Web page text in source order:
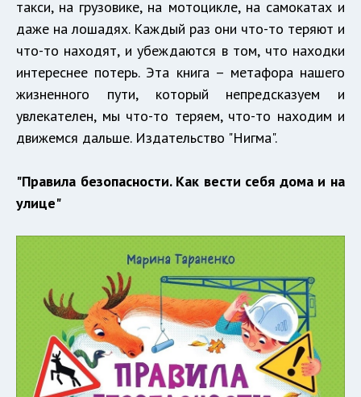
такси, на грузовике, на мотоцикле, на самокатах и
даже на лошадях. Каждый раз они что-то теряют и
что-то находят, и убеждаются в том, что находки
интереснее потерь. Эта книга – метафора нашего
жизненного пути, который непредсказуем и
увлекателен, мы что-то теряем, что-то находим и
движемся дальше. Издательство "Нигма".
"Правила безопасности. Как вести себя дома и на
улице"